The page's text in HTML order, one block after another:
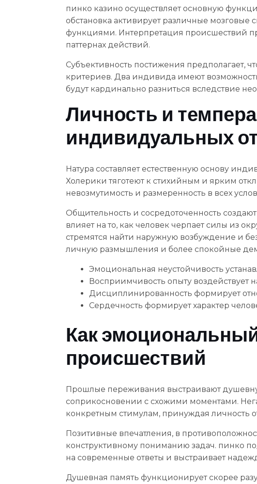
пинко казино осуществляет основную
обстановка активирует различные
функциями. Интерпретация происшествий
паттернах действий.
Субъективность постижения предполагает,
критериев. Два индивида имеют
будут кардинально разниться вследствие
Личность и
индивидуальных
Натура составляет естественную основу
Холерики тяготеют к стихийным и ярким
невозмутимость и размеренность в всех
Общительность и сосредоточенность
влияет на то, как человек черпает силы из
стремятся найти наружную возбуждение и
личную размышления и более спокойные
Эмоциональная неустойчивость
Восприимчивость опыту воздействует
Дисциплинированность формирует
Сердечность формирует характер
Как
происшествий
Прошлые переживания выстраивают
соприкосновении с схожими моментами.
конкретным стимулам, принуждая личность
Позитивные впечатления, в
конструктивному пониманию задач. пинко
на современные ответы и выстраивает
Душевная память функционирует скорее